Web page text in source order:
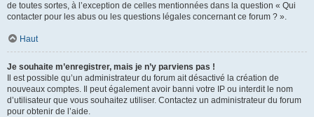
de toutes sortes, à l’exception de celles mentionnées dans la question « Qui
contacter pour les abus ou les questions légales concernant ce forum ? ».
Haut
Je souhaite m’enregistrer, mais je n’y parviens pas !
Il est possible qu’un administrateur du forum ait désactivé la création de
nouveaux comptes. Il peut également avoir banni votre IP ou interdit le nom
d’utilisateur que vous souhaitez utiliser. Contactez un administrateur du forum
pour obtenir de l’aide.